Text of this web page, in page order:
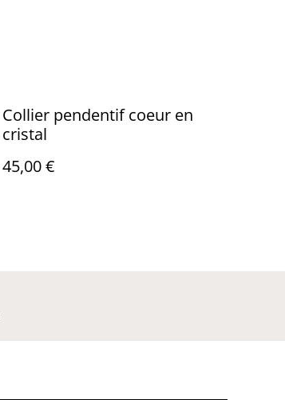
Collier pendentif coeur en
cristal
45,00 €